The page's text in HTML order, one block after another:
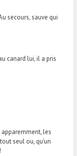
secours, sauve qui
canard lui, il a pris
les
seul ou, qu’un